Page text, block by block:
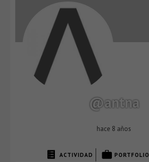
@antna
hace 8 años
ACTIVIDAD PORTFOLIO